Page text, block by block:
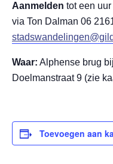
Aanmelden tot een
via Ton Dalman 06
Waar: Alphense brug
Doelmanstraat 9 (zie
Toevoegen aan